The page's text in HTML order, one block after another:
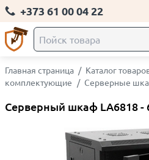
+373 61 00 04 22
Главная страница / Каталог
комплектующие / Серверные
Серверный шкаф LA6818 -